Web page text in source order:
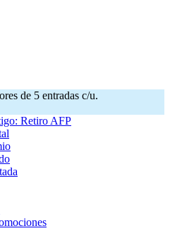
de 5 entradas c/u.
Retiro AFP